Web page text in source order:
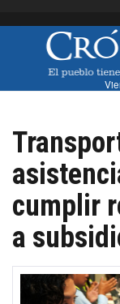
cumplir
a